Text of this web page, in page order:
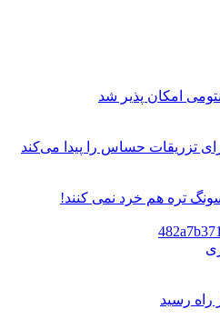
امکان پذیر شد
تزریقات حساس را پیدا می‌کند
تره هم خرد نمی کنند!